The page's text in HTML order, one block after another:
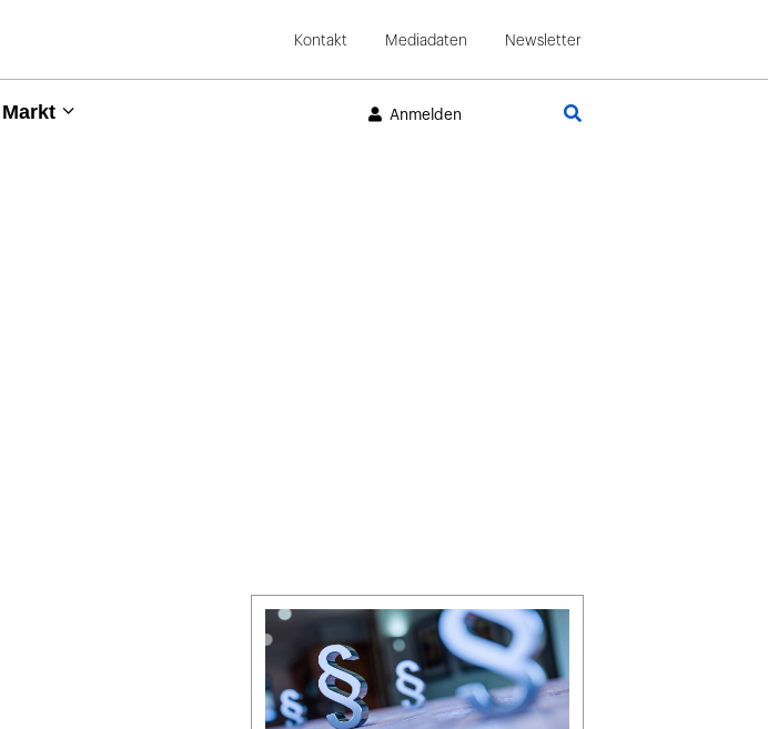
Kontakt Mediadaten Newsletter
Markt Anmelden